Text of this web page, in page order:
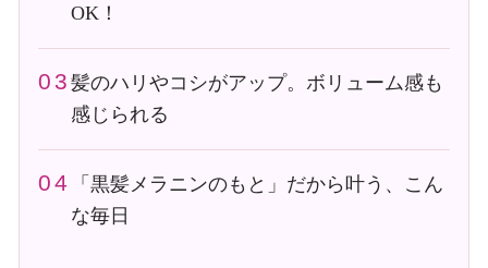
OK！
髪のハリやコシがアップ。ボリューム感も
感じられる
「黒髪メラニンのもと」だから叶う、こん
な毎日